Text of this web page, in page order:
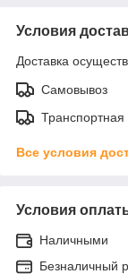
Условия
Доставка
Самовывоз
Все условия
Условия
Наличными
Безналичный